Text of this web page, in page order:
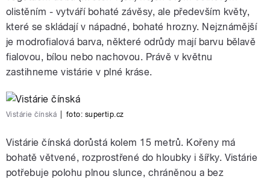
olistěním - vytváří bohaté závěsy, ale především květy,
které se skládají v nápadné, bohaté hrozny. Nejznámější
je modrofialová barva, některé odrůdy mají barvu bělavě
fialovou, bílou nebo nachovou. Právě v květnu
zastihneme vistárie v plné kráse.
Vistárie čínská foto: supertip.cz
Vistárie čínská dorůstá kolem 15 metrů. Kořeny má
bohatě větvené, rozprostřené do hloubky i šířky. Vistárie
potřebuje polohu plnou slunce, chráněnou a bez